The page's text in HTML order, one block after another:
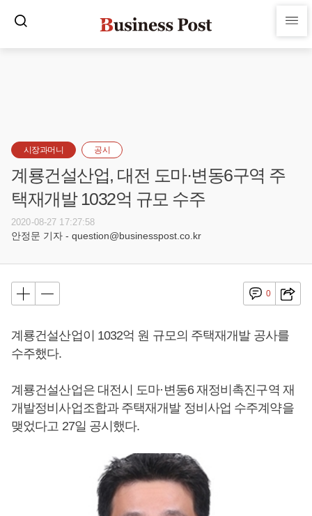
시장과머니 공시
계룡건설산업, 대전 도마·변동6구역 주
택재개발 1032억 규모 수주
2020-08-27 17:27:58
안정문 기자 - question@businesspost.co.kr
0
계룡건설산업이 1032억 원 규모의 주택재개발 공사를
수주했다.
계룡건설산업은 대전시 도마·변동6 재정비촉진구역 재
개발정비사업조합과 주택재개발 정비사업 수주계약을
맺었다고 27일 공시했다.